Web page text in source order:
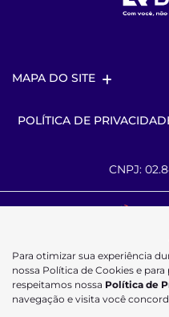
MAPA DO SITE
POLÍTICA DE
CNPJ:
Desacelere. Seu bem
Desenvolvido pela
Para otimizar sua experiência
nossa Política de Cookies e
respeitamos nossa Política de
navegação e visita você